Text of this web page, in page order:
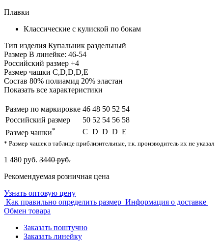
Плавки
Классические с кулиской по бокам
Тип изделия Купальник раздельный
Размер В линейке: 46-54
Российский размер +4
Размер чашки C,D,D,D,E
Состав 80% полиамид 20% эластан
Показать все характеристики
Размер по маркировке 46 48 50 52 54
Российский размер
50 52 54 56 58
Размер чашки* C D D D E
* Размер чашек в таблице приблизительные, т.к. производитель их не указал
1 480 руб. 3440 руб.
Рекомендуемая розничная цена
Узнать оптовую цену
Как правильно определить размер Информация о доставке
Обмен товара
Заказать поштучно
Заказать линейку